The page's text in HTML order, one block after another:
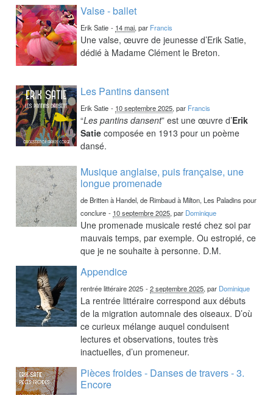
Valse - ballet
Erik Satie - 14 mai, par Francis
Une valse, œuvre de jeunesse d’Erik Satie,
dédié à Madame Clément le Breton.
Les Pantins dansent
Erik Satie - 10 septembre 2025, par Francis
“Les pantins dansent” est une œuvre d’Erik
Satie composée en 1913 pour un poème
dansé.
Musique anglaise, puis française, une
longue promenade
de Britten à Handel, de Rimbaud à Milton, Les Paladins pour
conclure - 10 septembre 2025, par Dominique
Une promenade musicale resté chez soi par
mauvais temps, par exemple. Ou estropié, ce
que je ne souhaite à personne. D.M.
Appendice
rentrée littéraire 2025 -2 septembre 2025, par Dominique
La rentrée littéraire correspond aux débuts
de la migration automnale des oiseaux. D’où
ce curieux mélange auquel conduisent
lectures et observations, toutes très
inactuelles, d’un promeneur.
Pièces froides - Danses de travers - 3.
Encore